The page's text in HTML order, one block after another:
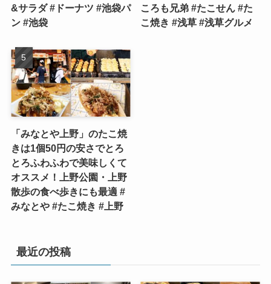
&サラダ #ドーナツ #池袋パ
ン #池袋
ころも兄弟 #たこせん #た
こ焼き #浅草 #浅草グルメ
「みなとや上野」のたこ焼
きは1個50円の安さでとろ
とろふわふわで美味しくて
オススメ！上野公園・上野
散歩の食べ歩きにも最適 #
みなとや #たこ焼き #上野
最近の投稿